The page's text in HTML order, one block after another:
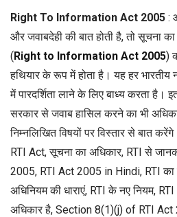
Right To Information Act 2005 :
और जवाबदेही की बात होती है, तो सूचना
(Right to Information Act 2005)
हथियार के रूप में होता है। यह हर
में पारदर्शिता लाने के लिए बाध्य करता है।
सरकार से जवाब हासिल करने का भी
निम्नलिखित विषयों पर विस्तार से बात
RTI Act, सूचना का अधिकार, RTI से
2005, RTI Act 2005 in Hindi, RTI
अधिनियम की धाराएं, RTI के नए नियम,
अधिकार है, Section 8(1)(j) of RTI Act